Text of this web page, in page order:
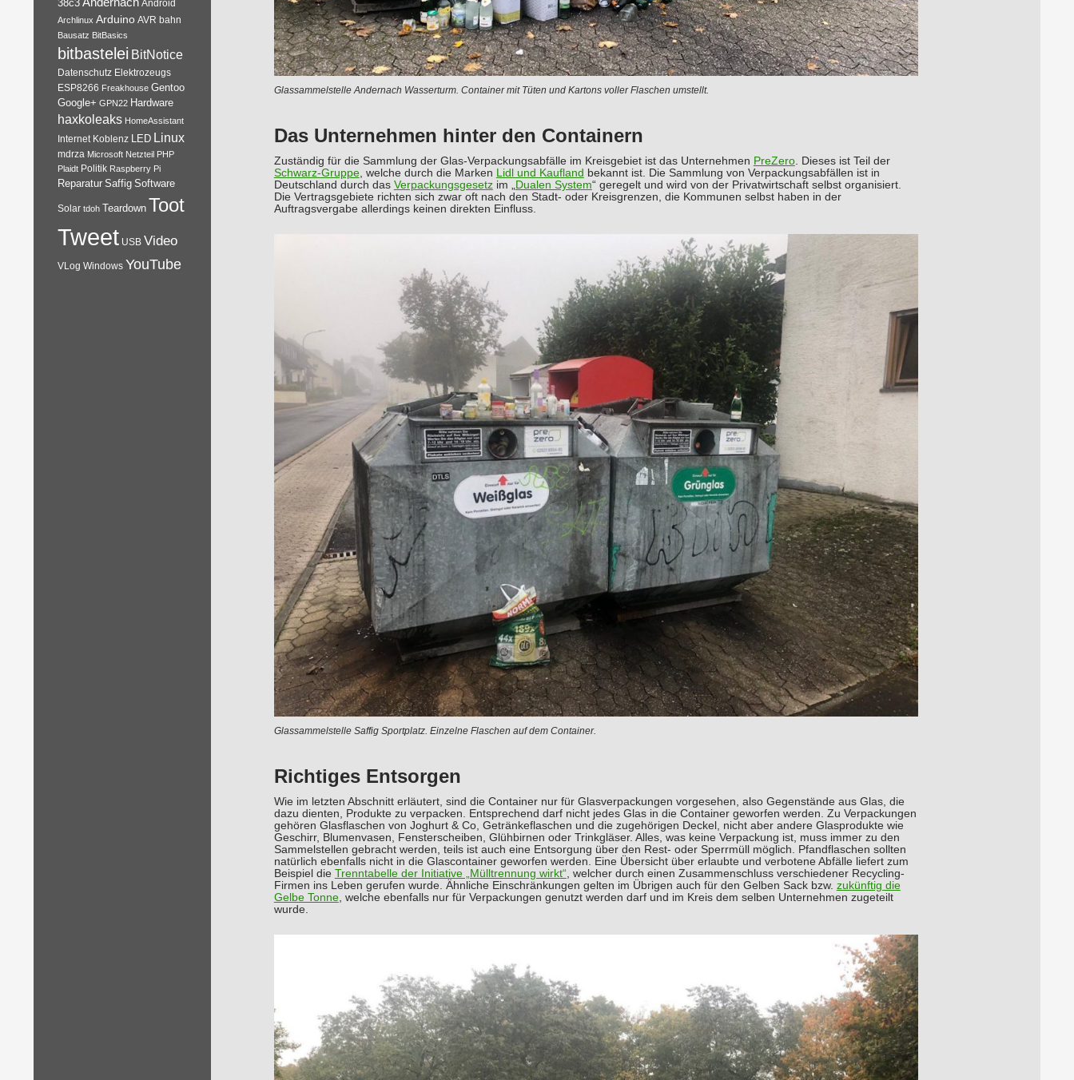
Glassammelstelle Andernach Wasserturm. Container mit Tüten und Kartons voller Flaschen umstellt.
Das Unternehmen hinter den Containern
Zuständig für die Sammlung der Glas-Verpackungsabfälle im Kreisgebiet ist das Unternehmen PreZero. Dieses ist Teil der
Schwarz-Gruppe, welche durch die Marken Lidl und Kaufland bekannt ist. Die Sammlung von Verpackungsabfällen ist in
Deutschland durch das Verpackungsgesetzim „ Dualen System“ geregelt und wird von der Privatwirtschaft selbst organisiert.
Die Vertragsgebiete richten sich zwar oft nach den Stadt- oder Kreisgrenzen, die Kommunen selbst haben in der
Auftragsvergabe allerdings keinen direkten Einfluss.
Glassammelstelle Saffig Sportplatz. Einzelne Flaschen auf dem Container.
Richtiges Entsorgen
Wie im letzten Abschnitt erläutert, sind die Container nur für Glasverpackungen vorgesehen, also Gegenstände aus Glas, die
dazu dienten, Produkte zu verpacken. Entsprechend darf nicht jedes Glas in die Container geworfen werden. Zu Verpackungen
gehören Glasflaschen von Joghurt & Co, Getränkeflaschen und die zugehörigen Deckel, nicht aber andere Glasprodukte wie
Geschirr, Blumenvasen, Fensterscheiben, Glühbirnen oder Trinkgläser. Alles, was keine Verpackung ist, muss immer zu den
Sammelstellen gebracht werden, teils ist auch eine Entsorgung über den Rest- oder Sperrmüll möglich. Pfandflaschen sollten
natürlich ebenfalls nicht in die Glascontainer geworfen werden. Eine Übersicht über erlaubte und verbotene Abfälle liefert zum
Beispiel die Trenntabelle der Initiative „Mülltrennung wirkt“, welcher durch einen Zusammenschluss verschiedener Recycling-
Firmen ins Leben gerufen wurde. Ähnliche Einschränkungen gelten im Übrigen auch für den Gelben Sack bzw. zukünftig die
Gelbe Tonne, welche ebenfalls nur für Verpackungen genutzt werden darf und im Kreis dem selben Unternehmen zugeteilt
wurde.
38c3
Android
Archlinux Arduino AVR bahn
Bausatz BitBasics
bitbastelei BitNotice
Datenschutz Elektrozeugs
ESP8266 Freakhouse Gentoo
Google+ GPN22 Hardware
haxkoleaks HomeAssistant
Internet Koblenz LED Linux
mdrza Microsoft Netzteil PHP
Plaidt Politik Raspberry Pi
Reparatur Saffig Software
Solar tdoh Teardown Toot
Tweet USB Video
VLog Windows YouTube